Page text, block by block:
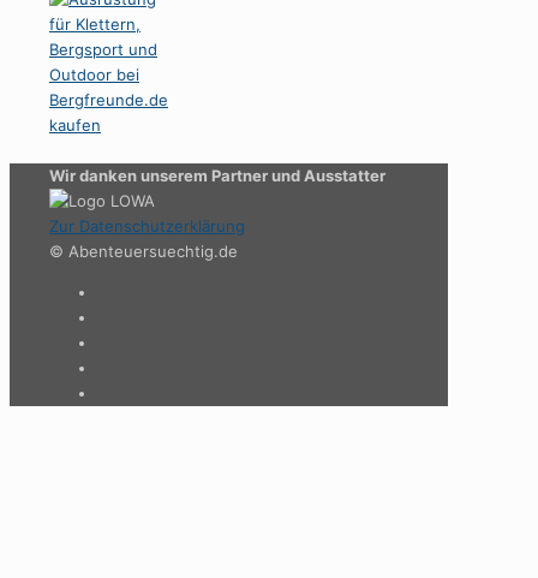
Wir danken unserem Partner und Ausstatter
Zur Datenschutzerklärung
© Abenteuersuechtig.de